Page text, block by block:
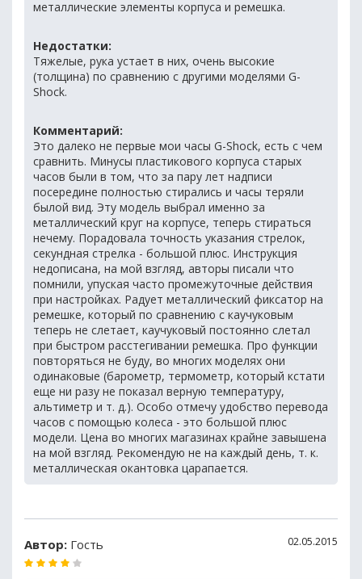
металлические элементы корпуса и ремешка.
Недостатки:
Тяжелые, рука устает в них, очень высокие
(толщина) по сравнению с другими моделями G-
Shock.
Комментарий:
Это далеко не первые мои часы G-Shock, есть с чем
сравнить. Минусы пластикового корпуса старых
часов были в том, что за пару лет надписи
посередине полностью стирались и часы теряли
былой вид. Эту модель выбрал именно за
металлический круг на корпусе, теперь стираться
нечему. Порадовала точность указания стрелок,
секундная стрелка - большой плюс. Инструкция
недописана, на мой взгляд, авторы писали что
помнили, упуская часто промежуточные действия
при настройках. Радует металлический фиксатор на
ремешке, который по сравнению с каучуковым
теперь не слетает, каучуковый постоянно слетал
при быстром расстегивании ремешка. Про функции
повторяться не буду, во многих моделях они
одинаковые (барометр, термометр, который кстати
еще ни разу не показал верную температуру,
альтиметр и т. д.). Особо отмечу удобство перевода
часов с помощью колеса - это большой плюс
модели. Цена во многих магазинах крайне завышена
на мой взгляд. Рекомендую не на каждый день, т. к.
металлическая окантовка царапается.
Автор: Гость 02.05.2015